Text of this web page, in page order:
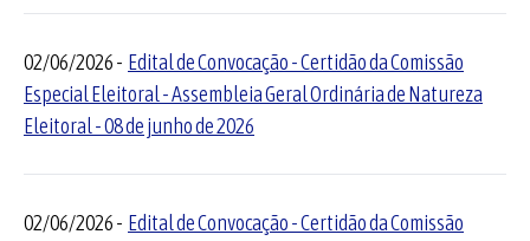
02/06/2026 - Edital de Convocação - Certidão da Comissão
Especial Eleitoral - Assembleia Geral Ordinária de Natureza
Eleitoral - 08 de junho de 2026
02/06/2026 - Edital de Convocação - Certidão da Comissão